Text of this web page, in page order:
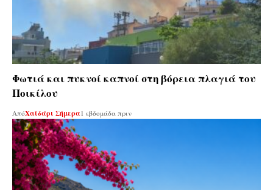
Φωτιά και πυκνοί καπνοί στη βόρεια πλαγιά του
Ποικίλου
ΑπόΧαϊδάρι Σήμερα1 εβδομάδα πριν